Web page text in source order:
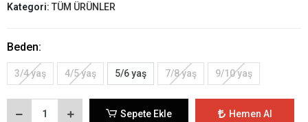
Kategori: TÜM ÜRÜNLER
Beden:
3/4 yaş 4/5 yaş 5/6 yaş 7/8 yaş 9/10 yaş
Sepete Ekle Hemen Al